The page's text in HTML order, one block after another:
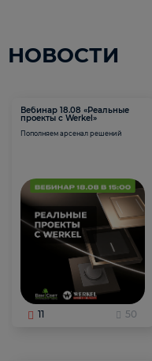
НОВОСТИ
Вебинар 18.08 «Реальные
проекты с Werkel»
Пополняем арсенал решений
11 50